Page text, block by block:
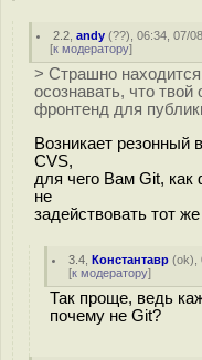
2.2 ,andy (??), 06:34, 07/
[к модератору]
> Страшно
осознавать, что
фронтенд для
Возникает резонный
CVS,
для чего Вам Git,
не
задействовать тот
3.4 ,Константавр (ok),
[к модератору]
Так проще, ведь
почему не Git?